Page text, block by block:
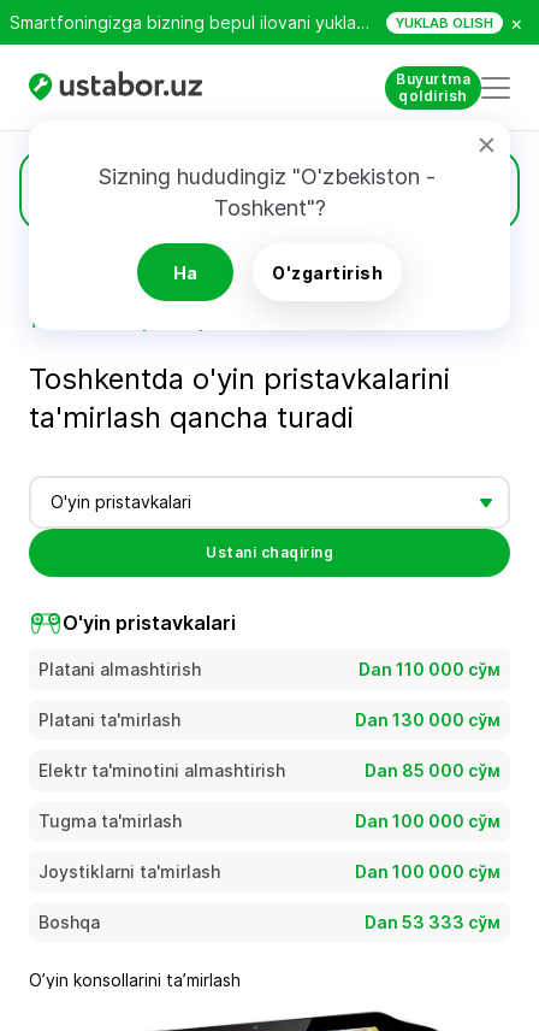
Smartfoningizga bizning bepul ilovani yuklab oling! YUKLAB OLISH ×
Buyurtma
qoldirish
Sizning hududingiz "O'zbekiston -
Toshkent"?
Ha O'zgartirish
Narxlar
Ustalarning xizmatlari narxi - Ustabor.uz
Toshkentda o'yin pristavkalarini
ta'mirlash qancha turadi
O'yin pristavkalari
Ustani chaqiring
O'yin pristavkalari
Platani almashtirish Dan 110 000 сўм
Platani ta'mirlash Dan 130 000 сўм
Elektr ta'minotini almashtirish Dan 85 000 сўм
Tugma ta'mirlash Dan 100 000 сўм
Joystiklarni ta'mirlash Dan 100 000 сўм
Boshqa Dan 53 333 сўм
O’yin konsollarini ta’mirlash